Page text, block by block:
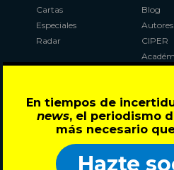
En tiempos de
news, el periodismo
más necesario
Hazte
Cartas
Especiales
Radar
Blog
Autores
CIPER
Al
con